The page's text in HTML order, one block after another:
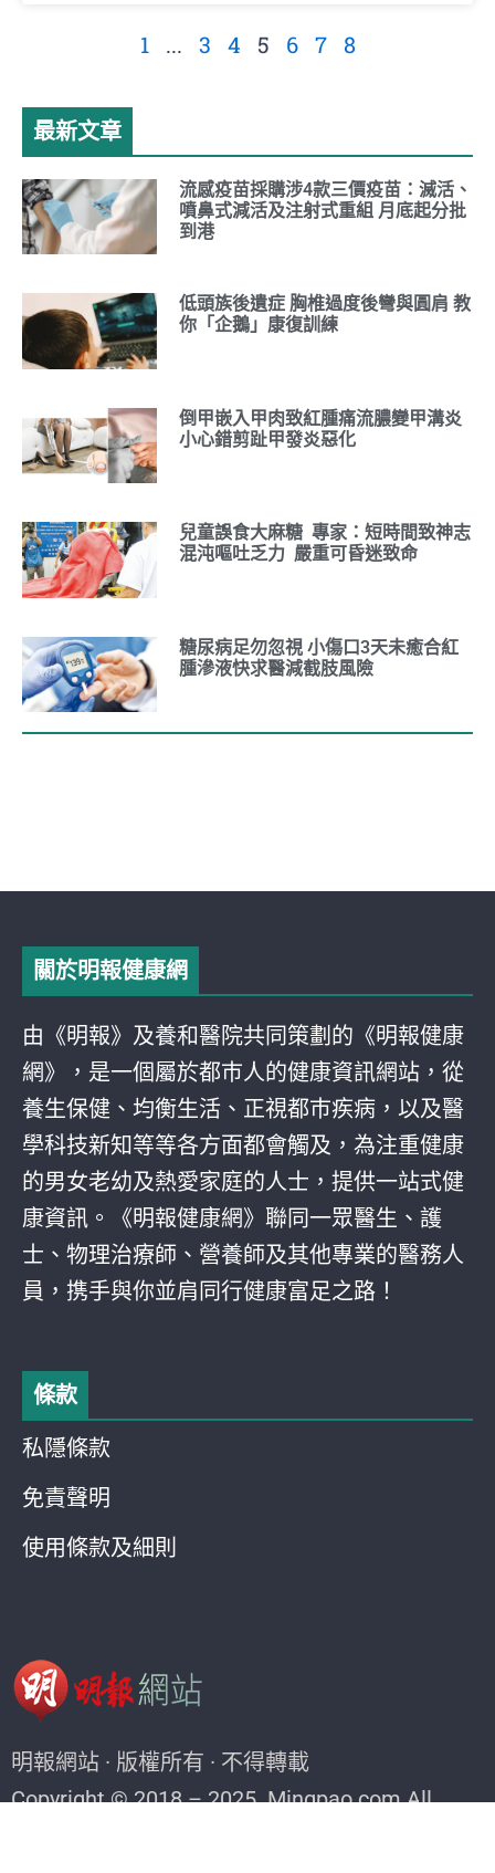
1 ... 3 4 5 6 7 8
最新文章
流感疫苗採購涉4款三價疫苗：滅活、
噴鼻式減活及注射式重組 月底起分批
到港
低頭族後遺症 胸椎過度後彎與圓肩 教
你「企鵝」康復訓練
倒甲嵌入甲肉致紅腫痛流膿變甲溝炎
小心錯剪趾甲發炎惡化
兒童誤食大麻糖 專家：短時間致神志
混沌嘔吐乏力 嚴重可昏迷致命
糖尿病足勿忽視 小傷口3天未癒合紅
腫滲液快求醫減截肢風險
關於明報健康網
由《明報》及養和醫院共同策劃的《明報健康
網》，是一個屬於都巿人的健康資訊網站，從
養生保健、均衡生活、正視都巿疾病，以及醫
學科技新知等等各方面都會觸及，為注重健康
的男女老幼及熱愛家庭的人士，提供一站式健
康資訊。《明報健康網》聯同一眾醫生、護
士、物理治療師、營養師及其他專業的醫務人
員，携手與你並肩同行健康富足之路！
條款
私隱條款
免責聲明
使用條款及細則
明報網站 · 版權所有 · 不得轉載
Copyright © 2018 – 2025. Mingpao.com All